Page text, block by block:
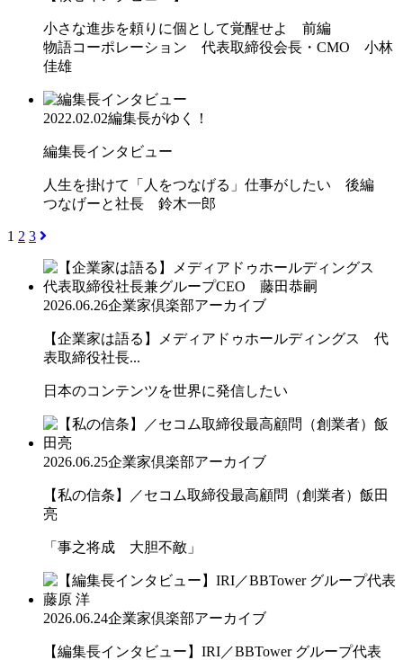
小さな進歩を頼りに個として覚醒せよ 前編
物語コーポレーション 代表取締役会長・CMO 小林
佳雄
2022.02.02編集長がゆく！
編集長インタビュー
人生を掛けて「人をつなげる」仕事がしたい 後編
つなげーと社長 鈴木一郎
1 2 3
2026.06.26企業家倶楽部アーカイブ
【企業家は語る】メディアドゥホールディングス 代
表取締役社長...
日本のコンテンツを世界に発信したい
2026.06.25企業家倶楽部アーカイブ
【私の信条】／セコム取締役最高顧問（創業者）飯田
亮
「事之将成 大胆不敵」
2026.06.24企業家倶楽部アーカイブ
【編集長インタビュー】IRI／BBTower グループ代表